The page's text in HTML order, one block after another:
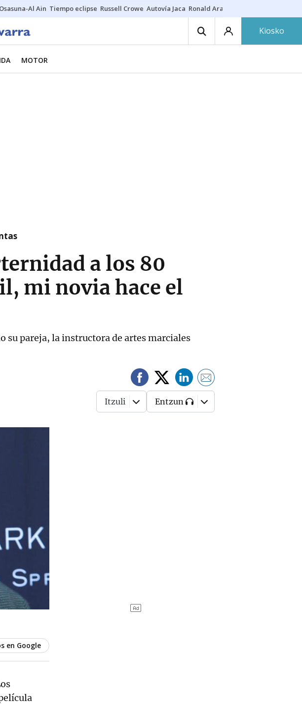
Osasuna-Al Ain Tiempo eclipse Russell Crowe Autovía Jaca Ronald Araújo
Kiosko
MOTOR
a los 80
mi novia hace el
su pareja, la instructora de artes marciales
Itzuli Entzun
en Google